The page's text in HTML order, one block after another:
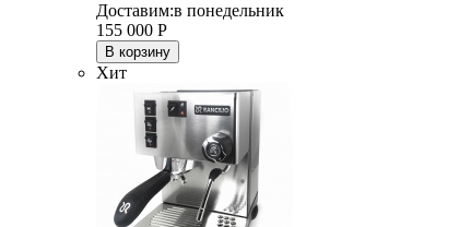
Доставим:в понедельник
155 000 Р
В корзину
Хит